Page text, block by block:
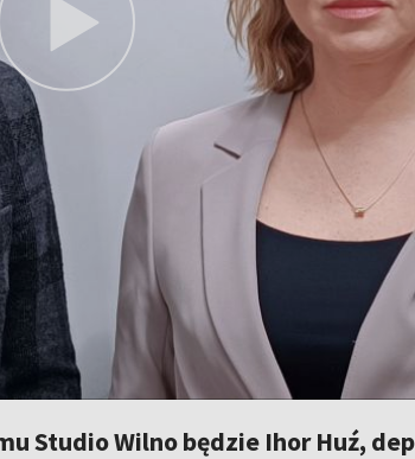
Studio Wilno będzie Ihor Huź,